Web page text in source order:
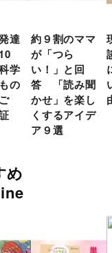
達
学
の
約９割のママ
が「つら
い！」と回
答 「読み聞
かせ」を楽し
くするアイデ
ア９選
め